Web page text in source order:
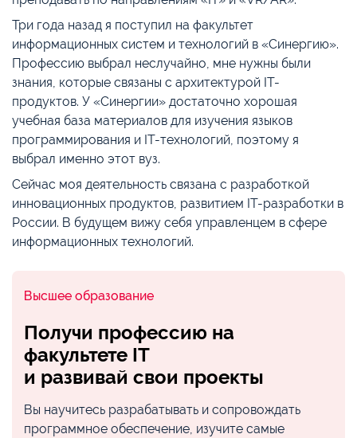
Три года назад я поступил на факультет
информационных систем и технологий в «Синергию».
Профессию выбрал неслучайно, мне нужны были
знания, которые связаны с архитектурой IT-
продуктов. У «Синергии» достаточно хорошая
учебная база материалов для изучения языков
программирования и IT-технологий, поэтому я
выбрал именно этот вуз.
Сейчас моя деятельность связана с разработкой
инновационных продуктов, развитием IT-разработки в
России. В будущем вижу себя управленцем в сфере
информационных технологий.
Высшее образование
Получи профессию на
факультете IT
и развивай свои проекты
Вы научитесь разрабатывать и сопровождать
программное обеспечение, изучите самые